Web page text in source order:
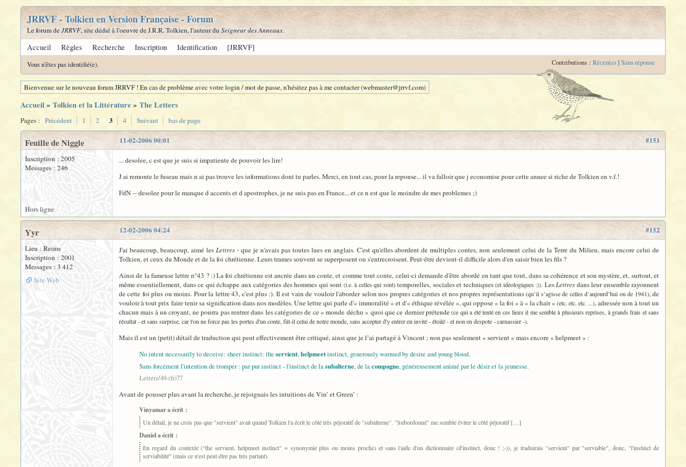
JRRVF - Tolkien en Version Française - Forum
Le forum deJRRVF, site dédié à l'oeuvre de J.R.R. Tolkien, l'auteur du Seigneur des Anneaux.
Accueil Règles Recherche Inscription Identification [JRRVF]
Vous n'êtes pas identifié(e). Contributions : Récentes| Sans réponse
Bienvenue sur le nouveau forum JRRVF ! En cas de problème avec votre login / mot de passe, n'hésitez pas à me contacter (webmaster@jrrvf.com)
Accueil» Tolkien et la Littérature » The Letters
Pages : Précédent 1 2 3 4 Suivant bas de page
#151
11-02-2006 00:01
Feuille de Niggle
Inscription : 2005
Messages : 246
... desolee, c est que je suis si impatiente de pouvoir les lire!
J ai remonte le fuseau mais n ai pas trouve les informations dont tu parles. Merci, en tout cas, pour la reponse... il va falloir que j economise pour cette annee si riche de Tolkien en v.f.!
FdN -- desolee pour le manque d accents et d apostrophes, je ne suis pas en France... et ce n est que le moindre de mes problemes ;)
Hors ligne
#152
12-02-2006 04:24
Yyr
Lieu : Reims
Inscription : 2001
Messages : 3 412
Site Web
J'ai beaucoup, beaucoup, aimé les Lettres- que je n'avais pas toutes lues en anglais. C'est qu'elles abordent de multiples contes, non seulement celui de la Terre du Milieu, mais encore celui de
Tolkien, et ceux du Monde et de la foi chrétienne. Leurs trames souvent se superposent ou s'entrecroisent. Peut-être devient-il difficile alors d'en saisir bien les fils ?
Ainsi de la fameuse lettre n°43 ? :) La foi chrétienne est ancrée dans un conte, et comme tout conte, celui-ci demande d'être abordé en tant que tout, dans sa cohérence et son mystère, et, surtout, et
même essentiellement, dans ce qui échappe aux catégories des hommes qui sont (i.e. à celles qui sont)temporelles, sociales et techniques(et idéologiques :)). LesLettres dans leur ensemble rayonnent
de cette foi plus ou moins. Pour la lettre 43, c'est plus :). Il est vain de vouloir l'aborder selon nos propres catégories et nos propres représentations(qu’il s’agisse de celles d’aujourd’hui ou de 1941), de
vouloir à tout prix faire tenir sa signification dans nos modèles. Une lettre qui parle d'« immoralité » et d'« éthique révélée », qui oppose « la foi » à « la chair » (etc. etc. etc. ...), adressée non à tout un
chacun mais à un croyant, ne pourra pas rentrer dans les catégories de ce « monde déchu » quoi que ce dernier prétende(ce qui a été tenté en ces lieux il me semble à plusieurs reprises, à grands frais et sans
résultat - et sans surprise, car l'on ne force pas les portes d'un conte, fût-il celui de notre monde, sans accepter d'y entrer en invité - étoilé - et non en despote - carnassier -).
Mais il est un (petit) détail de traduction qui peut effectivement être critiqué, ainsi que je l’ai partagé à Vincent ; non pas seulement « servient » mais encore « helpmeet » :
No intent necessarily to deceive: sheer instinct: the servient,helpmeetinstinct, generously warmed by desire and young blood.
Sans forcément l'intention de tromper : par pur instinct - l'instinct de lasubalterne, de lacompagne, généreusement animé par le désir et la jeunesse.
Letters/49-(fr)77
Avant de pousser plus avant la recherche, je rejoignais les intuitions de Vin’ et Green’ :
Vinyamar a écrit :
Un détail, je ne crois pas que "servient" avait quand Tolkien l'a écrit le côté très péjoratif de "subalterne". "Subordonné" me semble éviter le côté péjoratif […]
Daniel a écrit :
En regard du contexte ("the servient, helpmeet instinct" = synonymie plus ou moins proche) et sans l'aide d'un dictionnaire (d'instinct, donc ! ;-)), je traduirais "servient" par "serviable", donc, "l'instinct de
serviabilité" (mais ce n'est peut-être pas très parlant).